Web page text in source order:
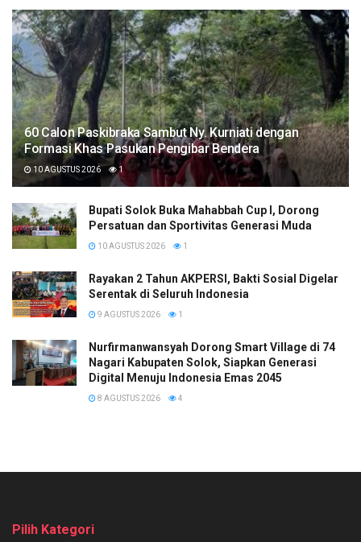
60 Calon Paskibraka Sambut Ny. Kurniati dengan
Formasi Khas Pasukan Pengibar Bendera
10 AGUSTUS 2026 1
Bupati Solok Buka Mahabbah Cup I, Dorong
Persatuan dan Sportivitas Generasi Muda
10 AGUSTUS 2026 1
Rayakan 2 Tahun AKPERSI, Bakti Sosial Digelar
Serentak di Seluruh Indonesia
9 AGUSTUS 2026 1
Nurfirmanwansyah Dorong Smart Village di 74
Nagari Kabupaten Solok, Siapkan Generasi
Digital Menuju Indonesia Emas 2045
8 AGUSTUS 2026 4
Pilih Kategori